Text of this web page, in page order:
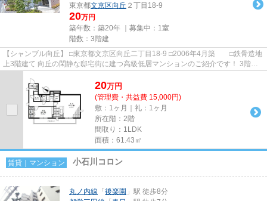
東京都文京区向丘 ２丁目18-9
20万円
築年数：築20年 ｜募集中： 1室
階数：3階建
【シャンブル向丘】 □東京都文京区向丘二丁目18-9 □2006年4月築 □鉄骨造地
上3階建て 向丘の閑静な邸宅街に建つ高級低層マンションのご紹介です！ 3階建
20万円
(管理費・共益費 15,000円)
敷：1ヶ月｜礼：1ヶ月
所在階：2階
間取り：1LDK
面積：61.43㎡
賃貸｜マンション 小石川コロン
丸ノ内線 「 後楽園 」駅 徒歩8分